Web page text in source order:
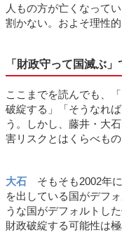
人もの方が亡くなって
割かない。およそ理性
「財政守って国滅ぶ
ここまでを読んでも、
破綻する」「そうなれ
う。しかし、藤井・大
害リスクとはくらべも
大石 そもそも2002年
を出している国がデフ
うな国がデフォルトし
財政破綻する可能性は